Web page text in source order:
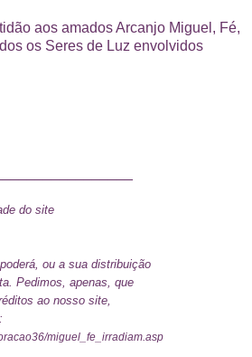
aos amados Arcanjo Miguel, Fé,
os Seres de Luz envolvidos
do site
ou a sua distribuição
Pedimos, apenas, que
ao nosso site,
miguel_fe_irradiam.asp